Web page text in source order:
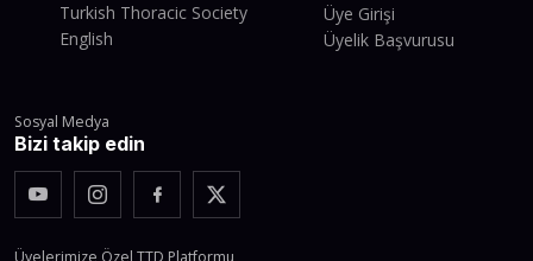
Turkish Thoracic Society
English
Üye Girişi
Üyelik Başvurusu
Sosyal Medya
Bizi takip edin
Üyelerimize Özel TTD Platformu